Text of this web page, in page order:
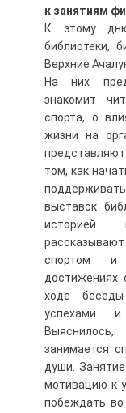
к занятиям
К этому
библиотеки,
Верхние
На них
знакомит
спорта, о
жизни на
том, как
выставок
историей
спортом и
достижениях
ходе
успехами и
занимается
души.
мотивацию к
побеждать